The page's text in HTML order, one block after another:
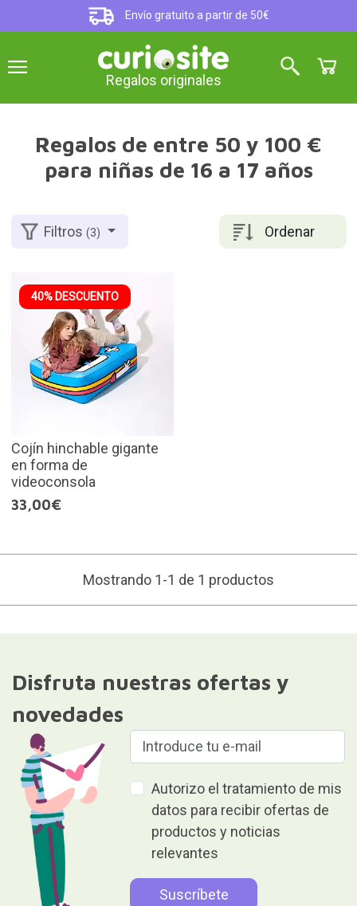
Envío gratuito a partir de 50€
Regalos originales
Regalos de entre 50 y 100 €
para niñas de 16 a 17 años
Ordenar
Filtros(3)
40% DESCUENTO
Cojín hinchable gigante
en forma de
videoconsola
33,00€
Mostrando 1-1 de 1 productos
Disfruta nuestras ofertas y
novedades
Autorizo el tratamiento de mis
datos para recibir ofertas de
productos y noticias
relevantes